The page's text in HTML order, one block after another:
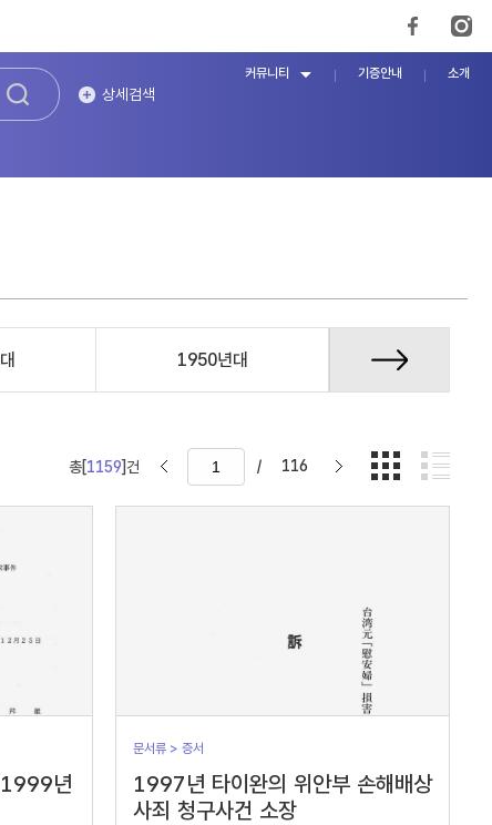
상세검색
커뮤니티 기증안내 소개
1950년대
총[1159]건 / 116
년
문서류 > 증서
1997년 타이완의 위안부 손해배상
사죄 청구사건 소장